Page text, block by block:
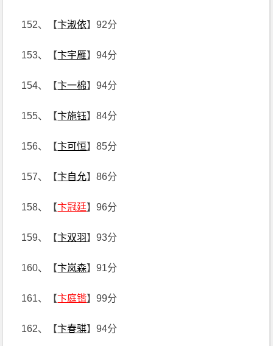
152、【卞淑依】92分
153、【卞宇雁】94分
154、【卞一棉】94分
155、【卞施钰】84分
156、【卞可恒】85分
157、【卞自允】86分
158、【卞冠廷】96分
159、【卞双羽】93分
160、【卞岚森】91分
161、【卞庭锴】99分
162、【卞春骐】94分